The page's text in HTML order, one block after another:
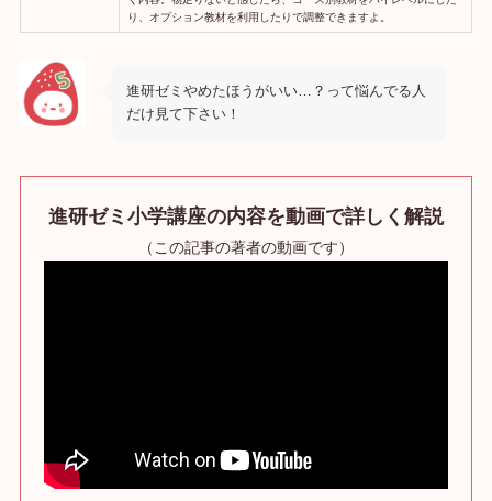
り、オプション教材を利用したりで調整できますよ。
進研ゼミやめたほうがいい…？って悩んでる人
だけ見て下さい！
進研ゼミ小学講座の内容を動画で詳しく解説
（この記事の著者の動画です）